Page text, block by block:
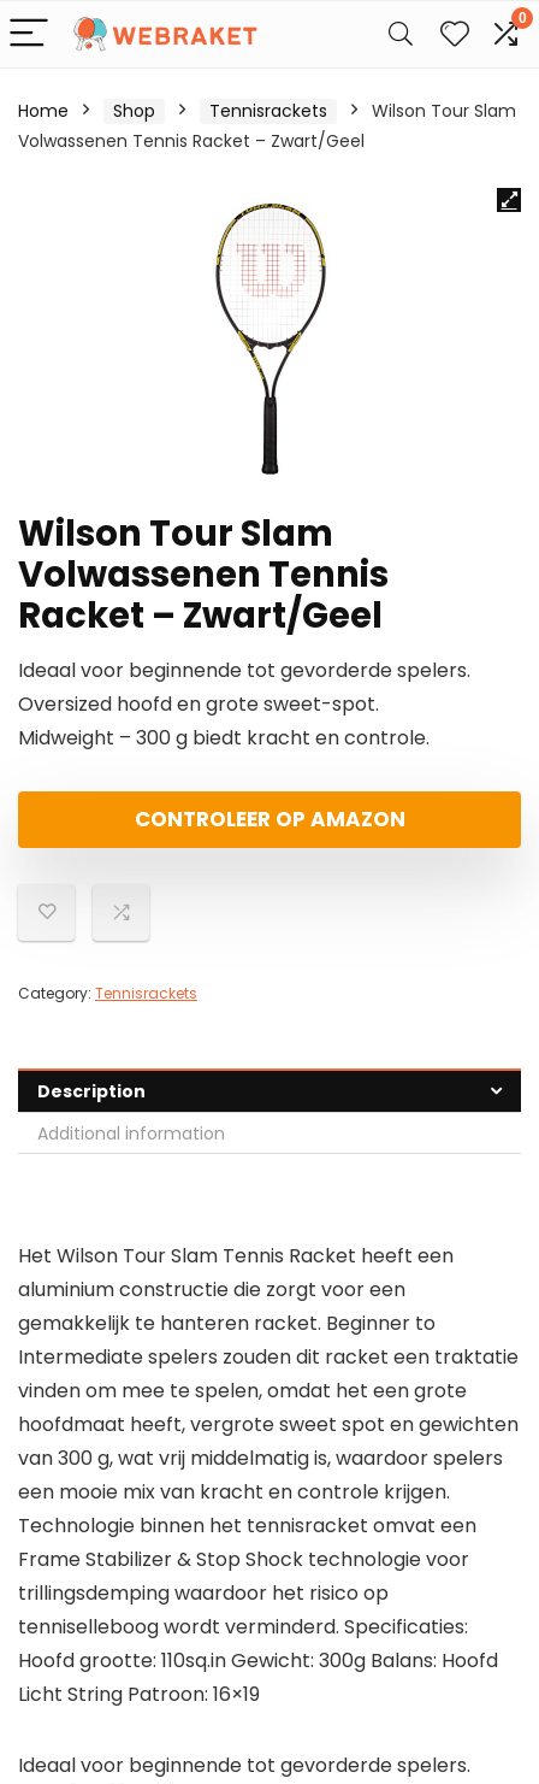
0
Home Shop Tennisrackets
Wilson Tour Slam
Volwassenen Tennis Racket – Zwart/Geel
Wilson Tour Slam
Volwassenen Tennis
Racket – Zwart/Geel
Ideaal voor beginnende tot gevorderde spelers.
Oversized hoofd en grote sweet-spot.
Midweight – 300 g biedt kracht en controle.
CONTROLEER OP AMAZON
Category: Tennisrackets
Description
Additional information
Het Wilson Tour Slam Tennis Racket heeft een
aluminium constructie die zorgt voor een
gemakkelijk te hanteren racket. Beginner to
Intermediate spelers zouden dit racket een traktatie
vinden om mee te spelen, omdat het een grote
hoofdmaat heeft, vergrote sweet spot en gewichten
van 300 g, wat vrij middelmatig is, waardoor spelers
een mooie mix van kracht en controle krijgen.
Technologie binnen het tennisracket omvat een
Frame Stabilizer & Stop Shock technologie voor
trillingsdemping waardoor het risico op
tenniselleboog wordt verminderd. Specificaties:
Hoofd grootte: 110sq.in Gewicht: 300g Balans: Hoofd
Licht String Patroon: 16×19
Ideaal voor beginnende tot gevorderde spelers.